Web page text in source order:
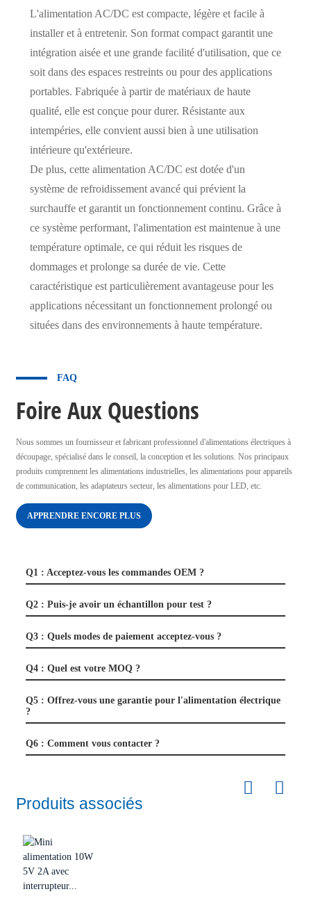
L'alimentation AC/DC est compacte, légère et facile à
installer et à entretenir. Son format compact garantit une
intégration aisée et une grande facilité d'utilisation, que ce
soit dans des espaces restreints ou pour des applications
portables. Fabriquée à partir de matériaux de haute
qualité, elle est conçue pour durer. Résistante aux
intempéries, elle convient aussi bien à une utilisation
intérieure qu'extérieure.
De plus, cette alimentation AC/DC est dotée d'un
système de refroidissement avancé qui prévient la
surchauffe et garantit un fonctionnement continu. Grâce à
ce système performant, l'alimentation est maintenue à une
température optimale, ce qui réduit les risques de
dommages et prolonge sa durée de vie. Cette
caractéristique est particulièrement avantageuse pour les
applications nécessitant un fonctionnement prolongé ou
situées dans des environnements à haute température.
FAQ
Foire Aux Questions
Nous sommes un fournisseur et fabricant professionnel d'alimentations électriques à
découpage, spécialisé dans le conseil, la conception et les solutions. Nos principaux
produits comprennent les alimentations industrielles, les alimentations pour appareils
de communication, les adaptateurs secteur, les alimentations pour LED, etc.
APPRENDRE ENCORE PLUS
Q1 : Acceptez-vous les commandes OEM ?
Q2 : Puis-je avoir un échantillon pour test ?
Q3 : Quels modes de paiement acceptez-vous ?
Q4 : Quel est votre MOQ ?
Q5 : Offrez-vous une garantie pour l'alimentation électrique
?
Q6 : Comment vous contacter ?
Produits associés